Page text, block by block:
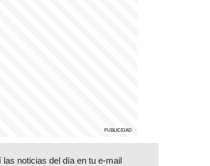
las noticias del día en tu e-mail